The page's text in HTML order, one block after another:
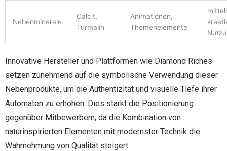
Nebenminerale
Calcit,
Turmalin
Animationen,
Themenelemente
Innovative Hersteller und Plattformen wie Diamond Riches
setzen zunehmend auf die symbolische Verwendung dieser
Nebenprodukte, um die Authentizität und visuelle Tiefe ihrer
Automaten zu erhöhen. Dies stärkt die Positionierung
gegenüber Mitbewerbern, da die Kombination von
naturinspirierten Elementen mit modernster Technik die
Wahrnehmung von Qualität steigert.